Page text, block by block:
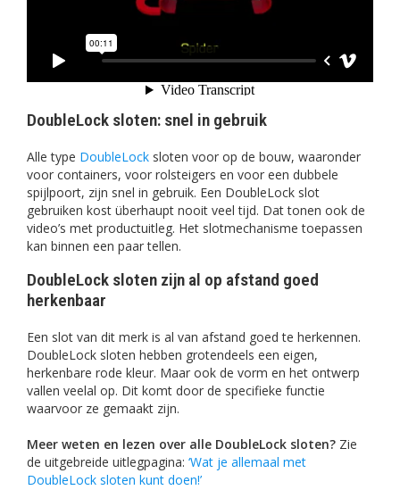
DoubleLock sloten: snel in gebruik
Alle type DoubleLock sloten voor op de bouw, waaronder
voor containers, voor rolsteigers en voor een dubbele
spijlpoort, zijn snel in gebruik. Een DoubleLock slot
gebruiken kost überhaupt nooit veel tijd. Dat tonen ook de
video’s met productuitleg. Het slotmechanisme toepassen
kan binnen een paar tellen.
DoubleLock sloten zijn al op afstand goed
herkenbaar
Een slot van dit merk is al van afstand goed te herkennen.
DoubleLock sloten hebben grotendeels een eigen,
herkenbare rode kleur. Maar ook de vorm en het ontwerp
vallen veelal op. Dit komt door de specifieke functie
waarvoor ze gemaakt zijn.
Meer weten en lezen over alle DoubleLock sloten? Zie
de uitgebreide uitlegpagina: ‘Wat je allemaal met
DoubleLock sloten kunt doen!’